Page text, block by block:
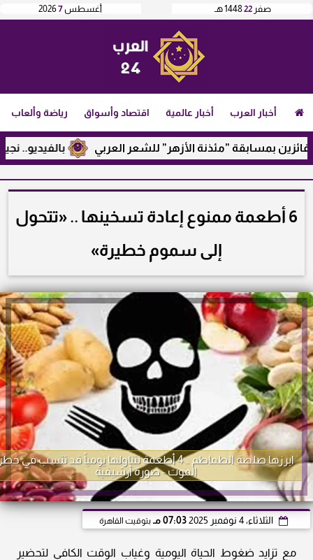
أغسطس7
2026 صفر 221448 هـ
أخبار العرب أخبار عالمية اقتصاد وأسواق رياضة وألعاب
بالفيديو.. نجيب بمسابقة ”مئذنة الأزهر” للشعر العربي
6 أطعمة ممنوع إعادة تسخينها .. «تتحول
إلى سموم خطيرة»
ابرزها صلصة الطماطم .. 4 أطعمة نتناولها يومياً قد تتسب في
الموت - صورة أرشيفية
الثلاثاء، 4 نوفمبر 2025 07:03 مـ بتوقيت القاهرة
مع تزايد ضغوط الحياة اليومية وغياب الوقت الكافي لتحضير